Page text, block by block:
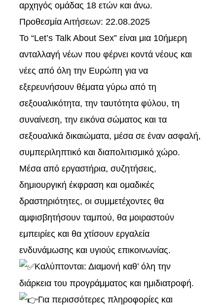
αρχηγός ομάδας 18 ετών και άνω.
Προθεσμία Αιτήσεων: 22.08.2025
Το “Let’s Talk About Sex” είναι μια 10ήμερη
ανταλλαγή νέων που φέρνει κοντά νέους και
νέες από όλη την Ευρώπη για να
εξερευνήσουν θέματα γύρω από τη
σεξουαλικότητα, την ταυτότητα φύλου, τη
συναίνεση, την εικόνα σώματος και τα
σεξουαλικά δικαιώματα, μέσα σε έναν ασφαλή,
συμπεριληπτικό και διαπολιτισμικό χώρο.
Μέσα από εργαστήρια, συζητήσεις,
δημιουργική έκφραση και ομαδικές
δραστηριότητες, οι συμμετέχοντες θα
αμφισβητήσουν ταμπού, θα μοιραστούν
εμπειρίες και θα χτίσουν εργαλεία
ενδυνάμωσης και υγιούς επικοινωνίας.
Καλύπτονται: Διαμονή καθ’ όλη την
διάρκεια του προγράμματος και ημιδιατροφή.
Για περισσότερες πληροφορίες και